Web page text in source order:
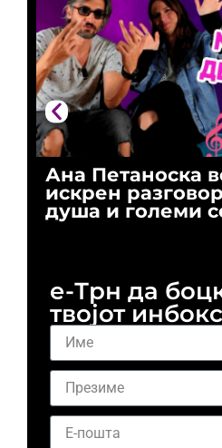
Ана Петаноска
искрен
душа и големи
е-Трн да
твојот инбокс